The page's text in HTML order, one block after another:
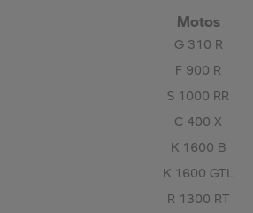
Motos
G 310 R
F 900 R
S 1000 RR
C 400 X
K 1600 B
K 1600 GTL
R 1300 RT